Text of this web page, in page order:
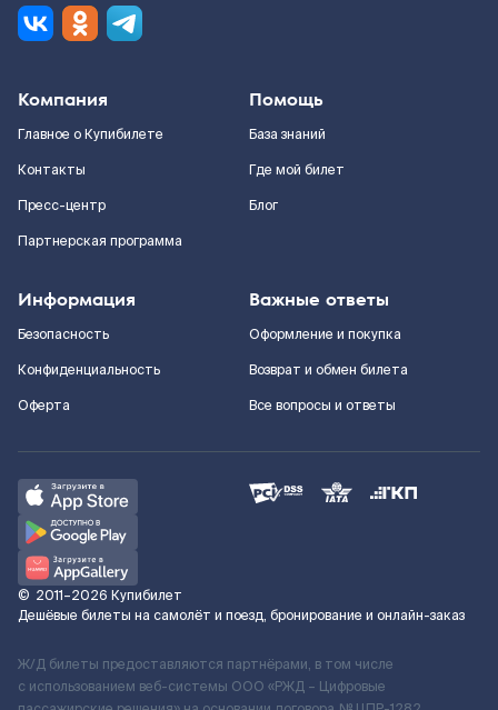
Компания
Главное о Купибилете
Контакты
Пресс-центр
Партнерская программа
Помощь
База знаний
Где мой билет
Блог
Информация
Безопасность
Конфиденциальность
Оферта
Важные ответы
Оформление и покупка
Возврат и обмен билета
Все вопросы и ответы
© 2011–2026 Купибилет
Дешёвые билеты на самолёт и поезд, бронирование и онлайн-заказ
Ж/Д билеты предоставляются партнёрами, в том числе
с использованием веб-системы ООО «РЖД – Цифровые